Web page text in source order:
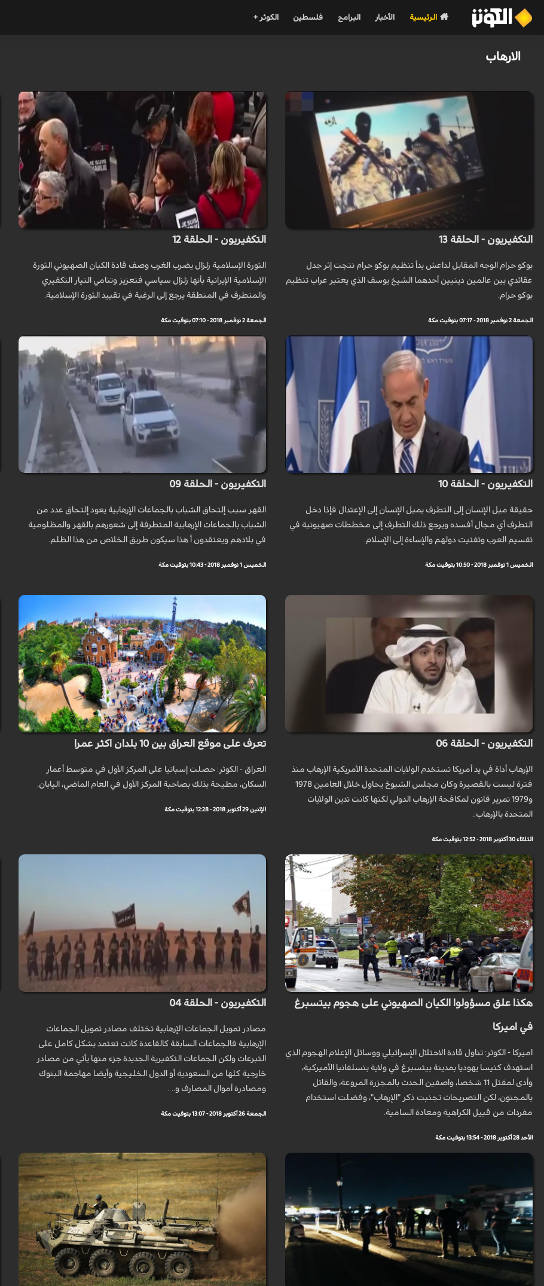
الرئيسية الأخبار البرامج فلسطين الكوثر +
الارهاب
التكفيريون - الحلقة 13
بوكو حرام الوجه المقابل لداعش بدأ تنظيم بوكو حرام نتجت إثر جدل
عقائدي بين عالمين دينيين أحدهما الشيخ يوسف الذي يعتبر عراب تنظيم
بوكو حرام.
الجمعة 2 نوفمبر 2018 - 07:17 بتوقيت مكة
التكفيريون - الحلقة 12
الثورة الإسلامية زلزال يضرب الغرب وصف قادة الكيان الصهيوني الثورة
الإسلامية الإيرانية بأنها زلزال سياسي فتعزيز وتنامي التيار التكفيري
والمتطرف في المنطقة يرجع إلى الرغبة في تقييد الثورة الإسلامية.
الجمعة 2 نوفمبر 2018 - 07:10 بتوقيت مكة
التكفيريون - الحلقة 10
حقيقة ميل الإنسان إلى التطرف يميل الإنسان إلى الإعتدال فإذا دخل
التطرف أي مجال أفسده ويرجع ذلك التطرف إلى مخططات صهيونية في
تقسيم العرب وتفتيت دولهم والإساءة إلى الإسلام.
الخميس 1 نوفمبر 2018 - 10:50 بتوقيت مكة
التكفيريون - الحلقة 09
القهر سبب إلتحاق الشباب بالجماعات الإرهابية يعود إلتحاق عدد من
الشباب بالجماعات الإرهابية المتطرفة إلى شعورهم بالقهر والمظلومية
في بلادهم ويعتقدون أ هذا سيكون طريق الخلاص من هذا الظلم.
الخميس 1 نوفمبر 2018 - 10:43 بتوقيت مكة
التكفيريون - الحلقة 06
الإرهاب أداة في يد أمريكا تستخدم الولايات المتحدة الأمريكية الإرهاب منذ
فترة ليست بالقصيرة وكان مجلس الشيوخ يحاول خلال العامين 1978
و1979 تمرير قانون لمكافحة الإرهاب الدولي لكنها كانت تدين الولايات
المتحدة بالإرهاب..
الثلاثاء 30 أكتوبر 2018 - 12:52 بتوقيت مكة
تعرف على موقع العراق بين 10 بلدان اكثر عمرا
العراق - الكوثر: حصلت إسبانيا على المركز الأول في متوسط أعمار
السكان، مطيحة بذلك بصاحبة المركز الأول في العام الماضي، اليابان.
الإثنين 29 أكتوبر 2018 - 12:28 بتوقيت مكة
هكذا علق مسؤولوا الكيان الصهيوني على هجوم بيتسبرغ
في اميركا
اميركا - الكوثر: تناول قادة الاحتلال الإسرائيلي ووسائل الإعلام الهجوم الذي
استهدف كنيسا يهوديا بمدينة بيتسبرغ في ولاية بنسلفانيا الأميركية،
وأدى لمقتل 11 شخصا، واصفين الحدث بالمجزرة المروعة، والقاتل
بالمجنون، لكن التصريحات تجنبت ذكر "الإرهاب"، وفضلت استخدام
مفردات من قبيل الكراهية ومعادة السامية.
الأحد 28 أكتوبر 2018 - 13:54 بتوقيت مكة
التكفيريون - الحلقة 04
مصادر تمويل الجماعات الإرهابية تختلف مصادر تمويل الجماعات
الإرهابية فالجماعات السابقة كالقاعدة كانت تعتمد بشكل كامل على
التبرعات ولكن الجماعات التكفيرية الجديدة جزء منها يأتي من مصادر
خارجية كلها من السعودية أو الدول الخليجية وأيضا مهاجمة البنوك
ومصادرة أموال المصارف و.. .
الجمعة 26 أكتوبر 2018 - 13:07 بتوقيت مكة